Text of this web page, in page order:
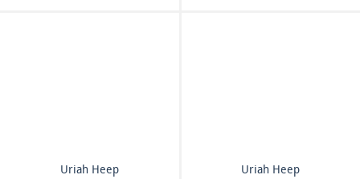
Uriah Heep
Uriah Heep